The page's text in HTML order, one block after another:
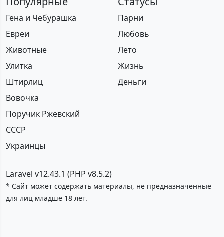
Гена и Чебурашка
Евреи
Животные
Улитка
Штирлиц
Вовочка
Поручик Ржевский
СССР
Украинцы
Парни
Любовь
Лето
Жизнь
Деньги
Laravel v12.43.1 (PHP v8.5.2)
* Сайт может содержать материалы, не предназначенные
для лиц младше 18 лет.